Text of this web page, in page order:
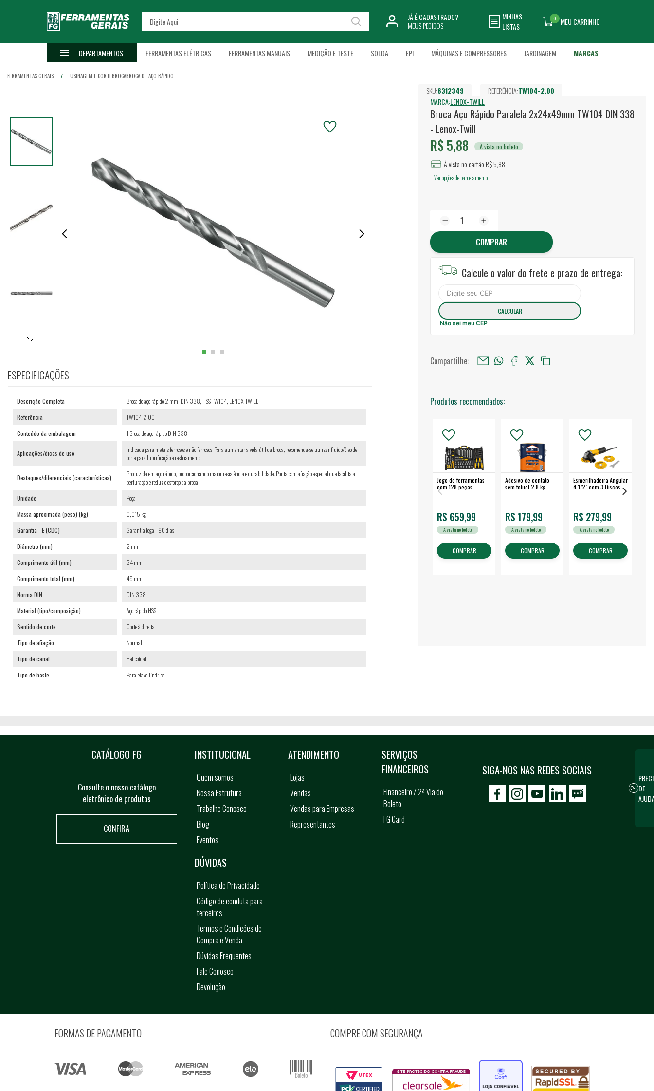
JÁ É CADASTRADO?
MEUS PEDIDOS
MINHAS
LISTAS
MEU CARRINHO
0
DEPARTAMENTOS FERRAMENTAS ELÉTRICAS FERRAMENTAS MANUAIS MEDIÇÃO E TESTE SOLDA EPI MÁQUINAS E COMPRESSORES JARDINAGEM MARCAS
FERRAMENTAS GERAIS USINAGEM E CORTEBROCABROCA DE AÇO RÁPIDO
SKU:6312349 REFERÊNCIA:TW104-2,00
MARCA:LENOX-TWILL
Broca Aço Rápido Paralela 2x24x49mm TW104 DIN 338
- Lenox-Twill
R$ 5,88 À vista no boleto
À vista no cartão R$ 5,88
Ver opções de parcelamento
COMPRAR
Calcule o valor do frete e prazo de entrega:
Não sei meu CEP
Compartilhe:
Produtos recomendados:
Jogo de ferramentas
com 128 peças
embalagem fechada -
R$ 659,99
À vista no boleto
COMPRAR
Adesivo de contato
sem toluol 2,8 kg
R$ 179,99
À vista no boleto
COMPRAR
Esmerilhadeira Angular
4.1/2" com 3 Discos
R$ 279,99
À vista no boleto
COMPRAR
ESPECIFICAÇÕES
Descrição Completa
Broca de aço rápido 2 mm, DIN 338, HSS TW104, LENOX-TWILL
Referência
TW104-2,00
Conteúdo da embalagem
1 Broca de aço rápido DIN 338.
Aplicações/dicas de uso
Indicada para metais ferrosos e não ferrosos. Para aumentar a vida útil da broca, recomenda-se utilizar fluído/óleo de
corte para lubrificação e resfriamento.
Destaques/diferenciais (características)
Produzida em aço rápido, proporcionando maior resistência e durabilidade. Ponta com afiação especial que facilita a
perfuração e reduz o esforço da broca.
Unidade
Peça
Massa aproximada (peso) (kg)
0,015 kg
Garantia - E (CDC)
Garantia legal: 90 dias
Diâmetro (mm)
2 mm
Comprimento útil (mm)
24 mm
Comprimento total (mm)
49 mm
Norma DIN
DIN 338
Material (tipo/composição)
Aço rápido HSS
Sentido de corte
Corte à direita
Tipo de afiação
Normal
Tipo de canal
Helicoidal
Tipo de haste
Paralela/cilíndrica
CATÁLOGO FG
Consulte o nosso catálogo
eletrônico de produtos
CONFIRA
SIGA-NOS NAS REDES SOCIAIS
icon-facebook
icon-social02icon-social03
INSTITUCIONAL
Quem somos
Nossa Estrutura
Trabalhe Conosco
Blog
Eventos
ATENDIMENTO
Lojas
Vendas
Vendas para Empresas
Representantes
SERVIÇOS
FINANCEIROS
Financeiro / 2ª Via do
Boleto
FG Card
DÚVIDAS
Política de Privacidade
Código de conduta para
terceiros
Termos e Condições de
Compra e Venda
Dúvidas Frequentes
Fale Conosco
Devolução
FORMAS DE PAGAMENTO COMPRE COM SEGURANÇA
DE